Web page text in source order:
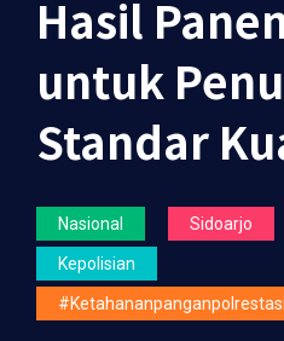
Hasil
untuk
Standar
Nasional Sidoarjo
Kepolisian